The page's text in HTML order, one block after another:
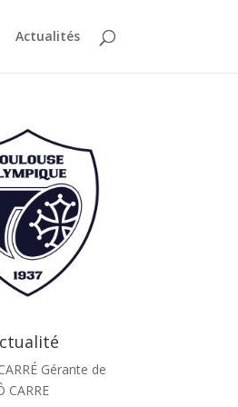
Actualités
Gérante de
CARRE